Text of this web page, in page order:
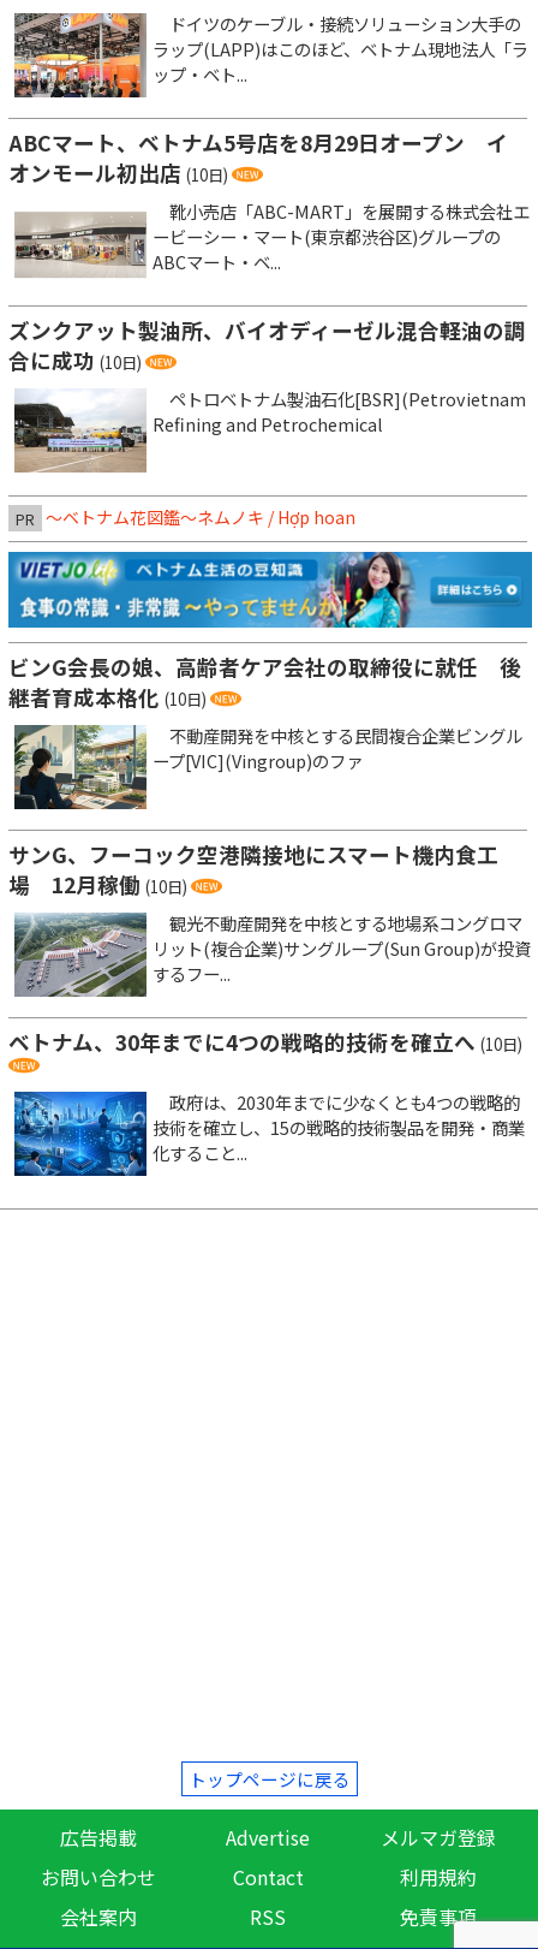
ドイツのケーブル・接続ソリューション大手の
ラップ(LAPP)はこのほど、ベトナム現地法人「ラ
ップ・ベト...
ABCマート、ベトナム5号店を8月29日オープン イ
オンモール初出店 (10日)
靴小売店「ABC-MART」を展開する株式会社エ
ービーシー・マート(東京都渋谷区)グループの
ABCマート・ベ...
ズンクアット製油所、バイオディーゼル混合軽油の調
合に成功 (10日)
ペトロベトナム製油石化[BSR](Petrovietnam
Refining and Petrochemical
PR ～ベトナム花図鑑～ネムノキ / Hợp hoan
ビンG会長の娘、高齢者ケア会社の取締役に就任 後
継者育成本格化 (10日)
不動産開発を中核とする民間複合企業ビングル
ープ[VIC](Vingroup)のファ
サンG、フーコック空港隣接地にスマート機内食工
場 12月稼働 (10日)
観光不動産開発を中核とする地場系コングロマ
リット(複合企業)サングループ(Sun Group)が投資
するフー...
ベトナム、30年までに4つの戦略的技術を確立へ (10日)
政府は、2030年までに少なくとも4つの戦略的
技術を確立し、15の戦略的技術製品を開発・商業
化すること...
トップページに戻る
広告掲載 Advertise
メルマガ登録
お問い合わせ
Contact
利用規約
会社案内
RSS 免責事項